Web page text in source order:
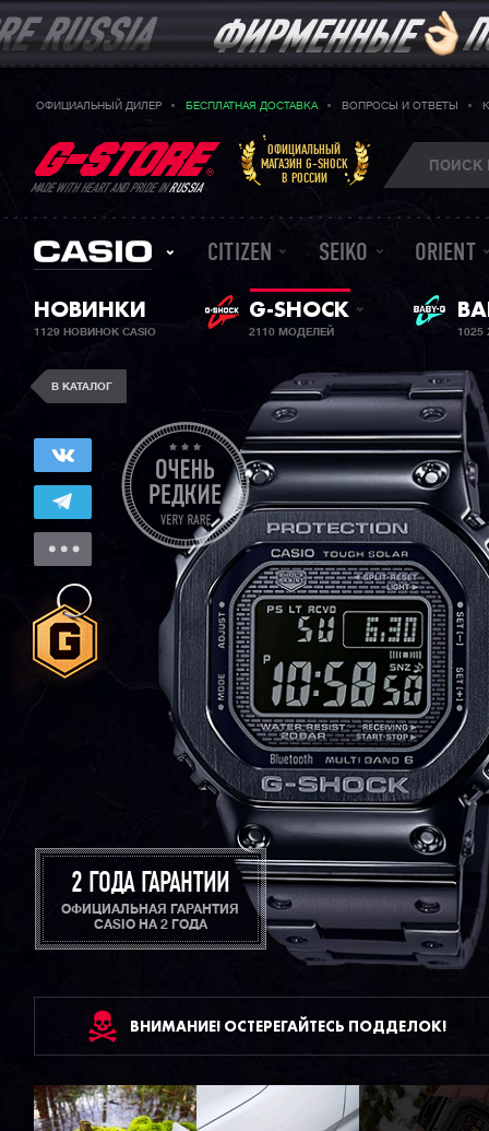
ОФИЦИАЛЬНЫЙ ДИЛЕР БЕСПЛАТНАЯ ДОСТАВКА ВОПРОСЫ И ОТВЕТЫ
MADE WITH HEART AND PRIDE INRUSSIA
ОФИЦИАЛЬНЫЙ
МАГАЗИН G-SHOCK
В РОССИИ
CITIZEN SEIKO ORIENT
НОВИНКИ
1129 НОВИНОК CASIO
G-SHOCK
2110 МОДЕЛЕЙ
В КАТАЛОГ
2 ГОДА ГАРАНТИИ
ОФИЦИАЛЬНАЯ ГАРАНТИЯ
CASIO НА 2 ГОДА
ВНИМАНИЕ! ОСТЕРЕГАЙТЕСЬ ПОДДЕЛОК!